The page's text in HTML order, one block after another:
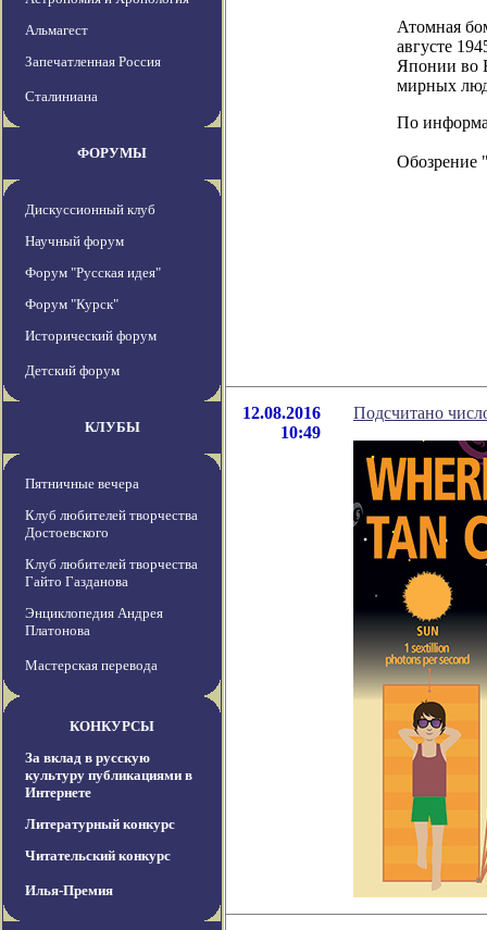
Альмагест
Запечатленная Россия
Сталиниана
ФОРУМЫ
Дискуссионный клуб
Научный форум
Форум "Русская идея"
Форум "Курск"
Исторический форум
Детский форум
КЛУБЫ
Пятничные вечера
Клуб любителей творчества
Достоевского
Клуб любителей творчества
Гайто Газданова
Энциклопедия Андрея
Платонова
Мастерская перевода
КОНКУРСЫ
За вклад в русскую
культуру публикациями в
Интернете
Литературный конкурс
Читательский конкурс
Илья-Премия
Атомная
августе
Японии во
мирных
По
Обозрение
12.08.2016
10:49
Подсчитано